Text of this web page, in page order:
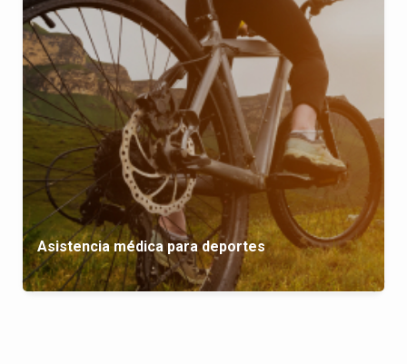
Asistencia médica para deportes